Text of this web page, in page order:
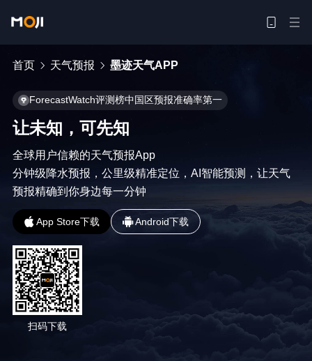
首页 天气预报 墨迹天气APP
ForecastWatch评测榜中国区预报准确率第一
让未知，可先知
全球用户信赖的天气预报App
分钟级降水预报，公里级精准定位，AI智能预测，让天气
预报精确到你身边每一分钟
App Store下载 Android下载
扫码下载